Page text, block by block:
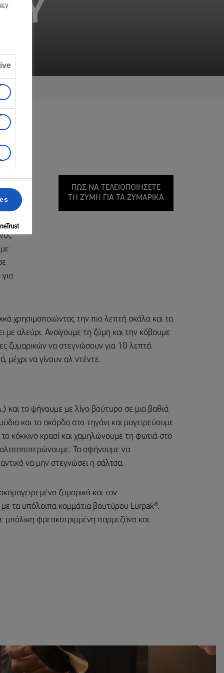
ΠΏΣ ΝΑ ΤΕΛΕΙΟΠΟΙΉΣΕΤΕ
ΤΗ ΖΎΜΗ ΓΙΑ ΤΑ ΖΥΜΑΡΙΚΆ
χρησιμοποιώντας την πιο λεπτή σκάλα και τα
αλεύρι. Ανοίγουμε τη ζύμη και την κόβουμε
ζυμαρικών να στεγνώσουν για 10 λεπτά.
μέχρι να γίνουν αλ ντέντε.
και το ψήνουμε με λίγο βούτυρο σε μια βαθιά
και το σκόρδο στο τηγάνι και μαγειρεύουμε
κόκκινο κρασί και χαμηλώνουμε τη φωτιά στο
Τα αφήνουμε να
να μην στεγνώσει η σάλτσα.
ζυμαρικά και τον
τα υπόλοιπα κομμάτια βουτύρου Lurpak®.
μπόλικη φρεσκοτριμμένη παρμεζάνα και